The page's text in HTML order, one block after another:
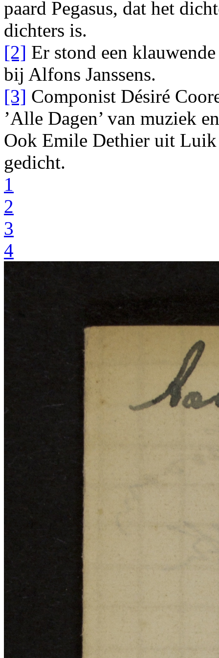
paard Pegasus, dat het
dichters is.
[2] Er stond een
bij Alfons Janssens.
[3] Componist Désiré
’Alle Dagen’ van muziek
Ook Emile Dethier uit
gedicht.
1
2
3
4